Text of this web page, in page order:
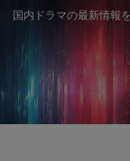
国内ドラマの最新情報